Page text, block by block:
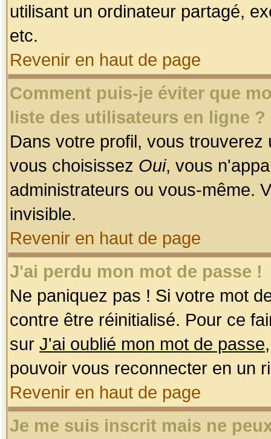
utilisant un ordinateur partagé,
etc.
Revenir en haut de page
Comment puis-je éviter que
liste des utilisateurs en ligne ?
Dans votre profil, vous
vous choisissez Oui, vous
administrateurs ou vous-même.
invisible.
Revenir en haut de page
J'ai perdu mon mot de passe !
Ne paniquez pas ! Si votre mot
contre être réinitialisé. Pour ce
sur J'ai oublié mon mot de passe
pouvoir vous reconnecter en un
Revenir en haut de page
Je me suis inscrit mais ne